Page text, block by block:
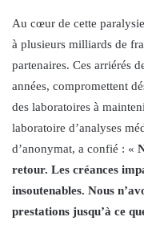
Au cœur de cette
à plusieurs milliards de
partenaires. Ces arriérés
années, compromettent
des laboratoires à
laboratoire d’analyses
d’anonymat, a confié : «
retour. Les créances
insoutenables. Nous
prestations jusqu’à ce